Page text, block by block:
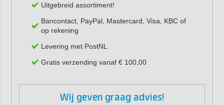
Uitgebreid assortiment!
Bancontact, PayPal, Mastercard, Visa, KBC of
op rekening
Levering met PostNL
Gratis verzending vanaf € 100,00
Wij geven graag advies!